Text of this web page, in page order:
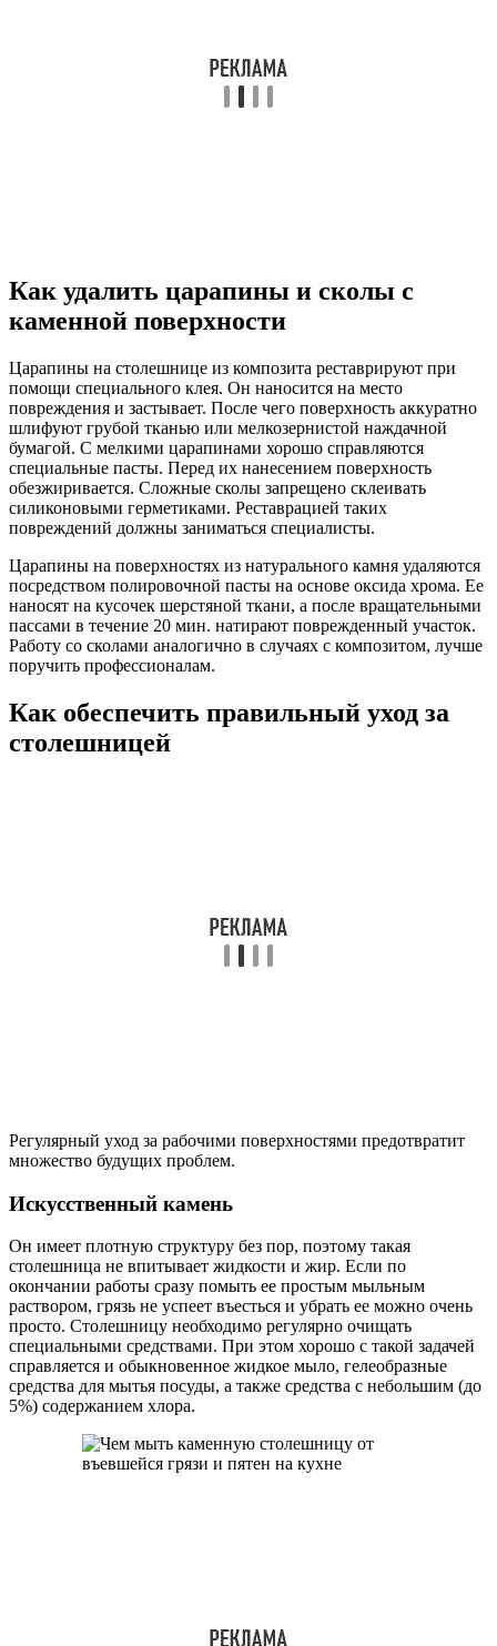
Как удалить царапины и сколы с
каменной поверхности
Царапины на столешнице из композита реставрируют при
помощи специального клея. Он наносится на место
повреждения и застывает. После чего поверхность аккуратно
шлифуют грубой тканью или мелкозернистой наждачной
бумагой. С мелкими царапинами хорошо справляются
специальные пасты. Перед их нанесением поверхность
обезжиривается. Сложные сколы запрещено склеивать
силиконовыми герметиками. Реставрацией таких
повреждений должны заниматься специалисты.
Царапины на поверхностях из натурального камня удаляются
посредством полировочной пасты на основе оксида хрома. Ее
наносят на кусочек шерстяной ткани, а после вращательными
пассами в течение 20 мин. натирают поврежденный участок.
Работу со сколами аналогично в случаях с композитом, лучше
поручить профессионалам.
Как обеспечить правильный уход за
столешницей
Регулярный уход за рабочими поверхностями предотвратит
множество будущих проблем.
Искусственный камень
Он имеет плотную структуру без пор, поэтому такая
столешница не впитывает жидкости и жир. Если по
окончании работы сразу помыть ее простым мыльным
раствором, грязь не успеет въесться и убрать ее можно очень
просто. Столешницу необходимо регулярно очищать
специальными средствами. При этом хорошо с такой задачей
справляется и обыкновенное жидкое мыло, гелеобразные
средства для мытья посуды, а также средства с небольшим (до
5%) содержанием хлора.